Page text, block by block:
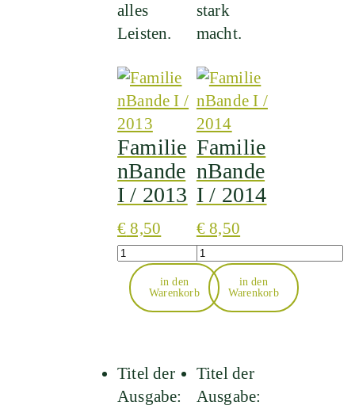
alles
Leisten.
Familie
nBande
I / 2013
€ 8,50
Quantity
in den
Warenkorb
stark
macht.
Familie
nBande
I / 2014
€ 8,50
Quantity
in den
Warenkorb
Titel der
Ausgabe:
Titel der
Ausgabe: